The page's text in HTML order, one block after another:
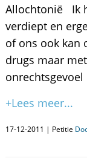
Allochtonië Ik
verdiept en
of ons ook kan
drugs maar
+Lees meer...
17-12-2011 | Petitie